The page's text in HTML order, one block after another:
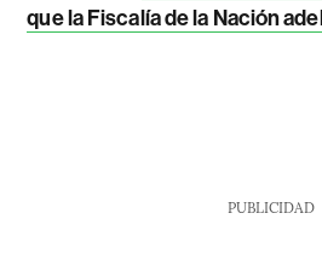
que la Fiscalía de la Nación
PUBLICIDAD